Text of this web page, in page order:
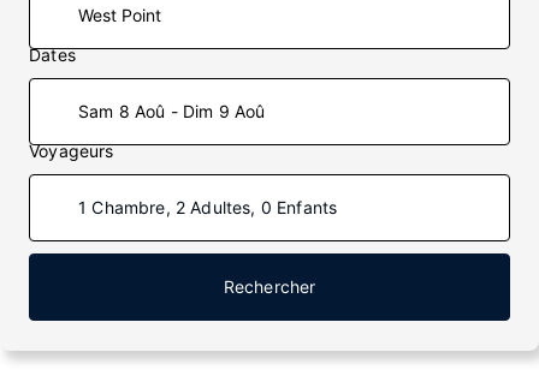
Dates
Sam 8 Aoû - Dim 9 Aoû
Voyageurs
1 Chambre, 2 Adultes, 0 Enfants
Rechercher